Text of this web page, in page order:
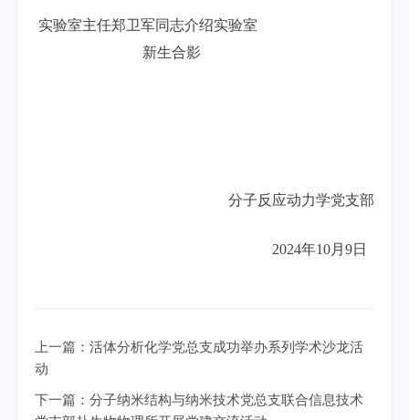
实验室主任郑卫军同志介绍实验室
新生合影
分子反应动力学党支部
2024年10月9日
上一篇： 活体分析化学党总支成功举办系列学术沙龙活
动
下一篇： 分子纳米结构与纳米技术党总支联合信息技术